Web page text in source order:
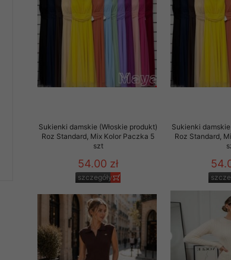
Sukienki damskie (Włoskie produkt)
Roz Standard, Mix Kolor Paczka 5
szt
54.00 zł
szczegóły
Sukienki
Roz Standard,
Materiały reklamowo - promocyjne wysyłamy
szczególności newslettera wysyłanego
zawierającego akceptację na otrzymywanie
naszym Sklepie. Materiały te dotyczą wyłącznie
Wszelkie pytania, wnioski i sugestie
osobowych prosimy zgłaszać na email